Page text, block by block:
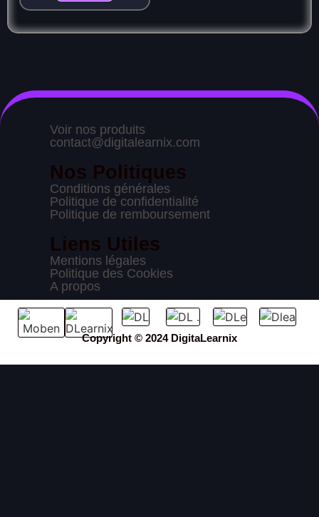
Voir nos produits
contact@digitalearnix.com
Nos Politiques
Conditions générales
Politique de confidentialité
Politique de remboursement
Liens Utiles
Mentions légales
Politique des Cookies
A propos
Copyright © 2024 DigitaLearnix